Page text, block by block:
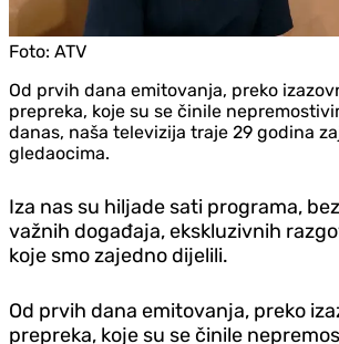
Foto: ATV
Od prvih dana emitovanja, preko
prepreka, koje su se činile
danas, naša televizija traje 29 godina
gledaocima.
Iza nas su hiljade sati programa,
važnih događaja, ekskluzivnih
koje smo zajedno dijelili.
Od prvih dana emitovanja, preko
prepreka, koje su se činile